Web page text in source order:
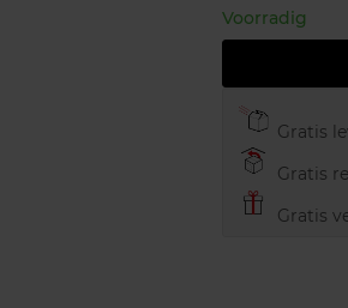
Voorradig
Gratis
Gratis
Gratis